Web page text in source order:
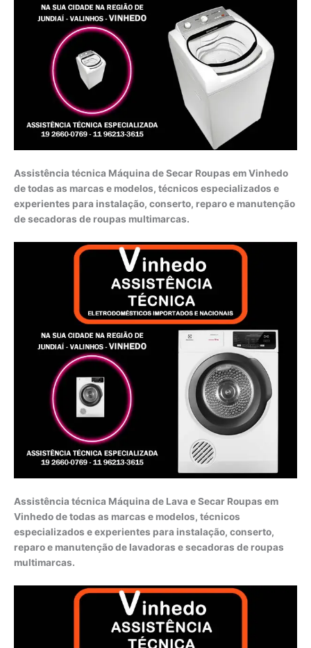
Assistência técnica Máquina de Secar Roupas em Vinhedo
de todas as marcas e modelos, técnicos especializados e
experientes para instalação, conserto, reparo e manutenção
de secadoras de roupas multimarcas.
Assistência técnica Máquina de Lava e Secar Roupas em
Vinhedo de todas as marcas e modelos, técnicos
especializados e experientes para instalação, conserto,
reparo e manutenção de lavadoras e secadoras de roupas
multimarcas.